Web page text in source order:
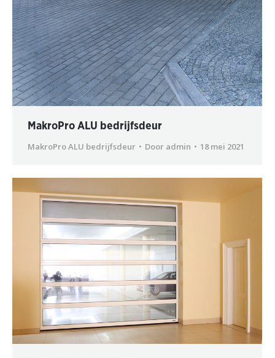
MakroPro ALU bedrijfsdeur
MakroPro ALU bedrijfsdeur
Door admin 18 mei 2021